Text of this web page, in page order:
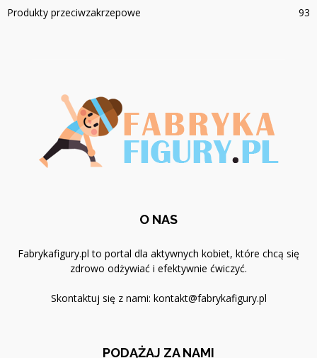
Produkty przeciwzakrzepowe
93
O NAS
Fabrykafigury.pl to portal dla aktywnych kobiet, które chcą się
zdrowo odżywiać i efektywnie ćwiczyć.
Skontaktuj się z nami: kontakt@fabrykafigury.pl
PODĄŻAJ ZA NAMI